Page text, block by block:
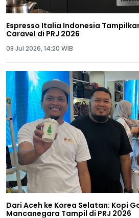
Espresso Italia Indonesia
Caravel di PRJ 2026
08 Jul 2026, 14:20 WIB
Dari Aceh ke Korea Selatan: Kopi
Mancanegara Tampil di PRJ 2026